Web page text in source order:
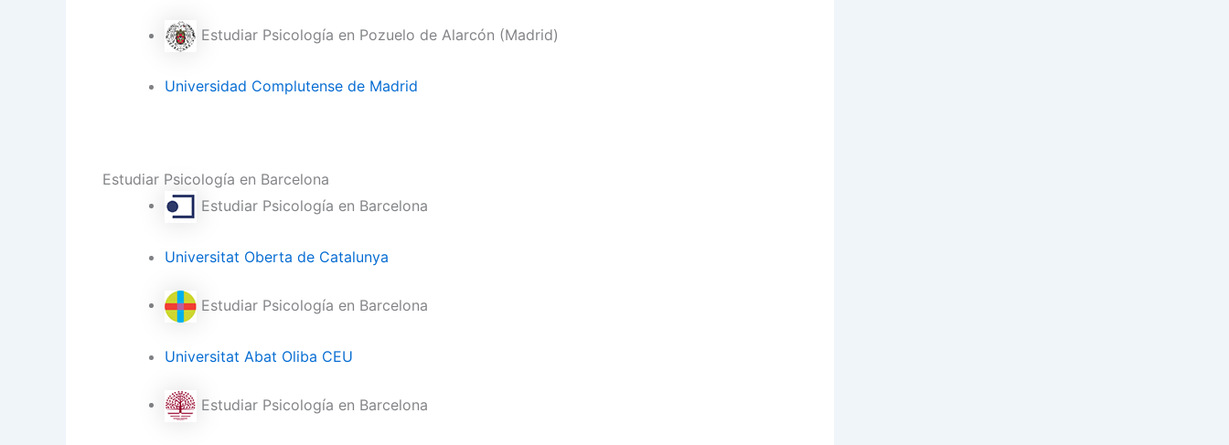
Estudiar Psicología en Pozuelo de Alarcón (Madrid)
Universidad Complutense de Madrid
Estudiar Psicología en Barcelona
Estudiar Psicología en Barcelona
Universitat Oberta de Catalunya
Estudiar Psicología en Barcelona
Universitat Abat Oliba CEU
Estudiar Psicología en Barcelona